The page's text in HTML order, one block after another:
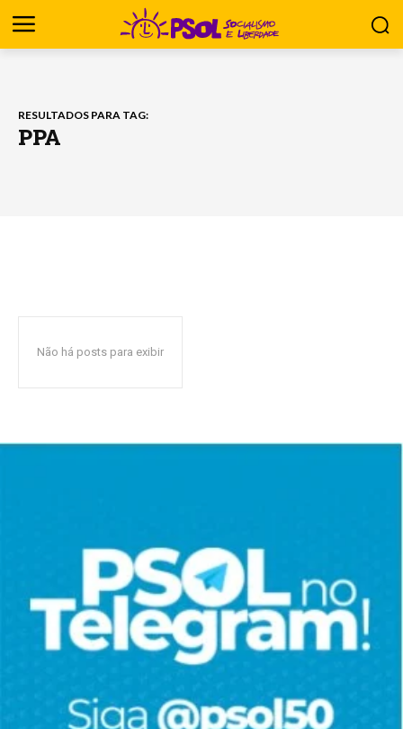
RESULTADOS PARA TAG:
PPA
Não há posts para exibir